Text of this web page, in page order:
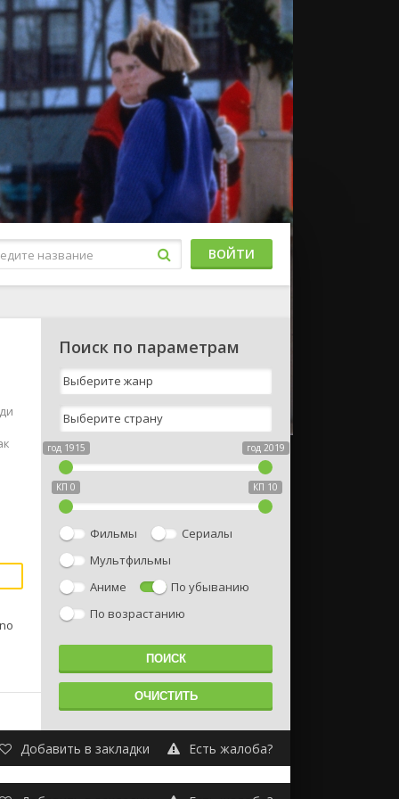
ВОЙТИ
Поиск по параметрам
год 1915 год 2019
КП 0 КП 10
Фильмы
Сериалы
Мультфильмы
Аниме
По убыванию
По возрастанию
Добавить в закладки Есть жалоба?